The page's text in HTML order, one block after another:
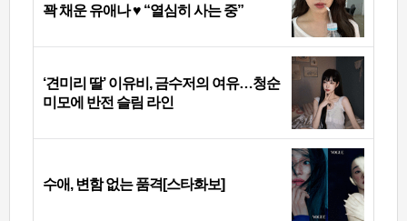
꽉 채운 유애나 ♥ “열심히 사는 중”
‘견미리 딸’ 이유비, 금수저의 여유…청순
미모에 반전 슬림 라인
수애, 변함 없는 품격[스타화보]